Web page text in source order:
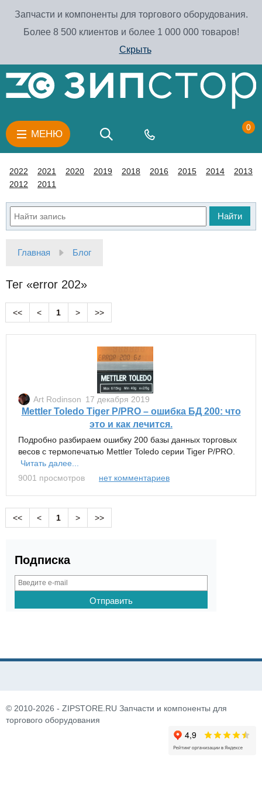
Запчасти и компоненты для торгового оборудования.
Более 8 500 клиентов и более 1 000 000 товаров!
Скрыть
МЕНЮ
0
2022 2021 2020 2019 2018 2016 2015 2014
2013
2012
2011
Найти
Главная Блог
Тег «error 202»
<< < 1 > >>
Art Rodinson 17 декабря 2019
Mettler Toledo Tiger P/PRO – ошибка БД 200: что
это и как лечится.
Подробно разбираем ошибку 200 базы данных торговых
весов с термопечатью Mettler Toledo серии Tiger P/PRO.
Читать далее...
9001 просмотров
нет комментариев
<< < 1 > >>
Подписка
© 2010-2026 - ZIPSTORE.RU Запчасти и компоненты для
торгового оборудования